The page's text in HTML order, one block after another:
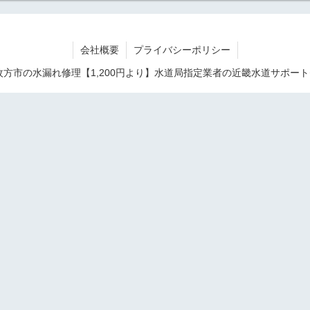
会社概要 プライバシーポリシー
市の水漏れ修理【1,200円より】水道局指定業者の近畿水道サポート